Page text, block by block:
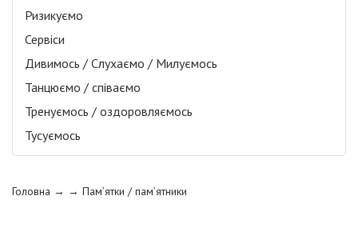
Ризикуємо
Сервіси
Дивимось / Слухаємо / Милуємось
Танцюємо / співаємо
Тренуємось / оздоровляємось
Тусуємось
Головна → → Пам’ятки / пам’ятники